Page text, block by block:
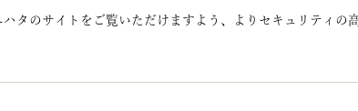
タのサイトをご覧いただけますよう、よりセキュリティの